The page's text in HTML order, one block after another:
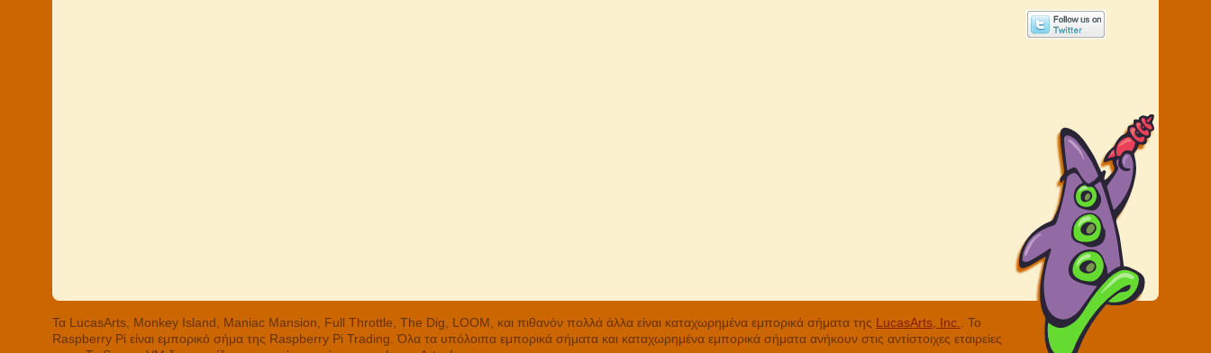
Τα LucasArts, Monkey Island, Maniac Mansion, Full Throttle, The Dig, LOOM, και πιθανόν πολλά άλλα είναι καταχωρημένα εμπορικά σήματα της LucasArts, Inc.
. Το
Raspberry Pi είναι εμπορικό σήμα της Raspberry Pi Trading. Όλα τα υπόλοιπα εμπορικά σήματα και καταχωρημένα εμπορικά σήματα ανήκουν στις αντίστοιχες εταιρείες